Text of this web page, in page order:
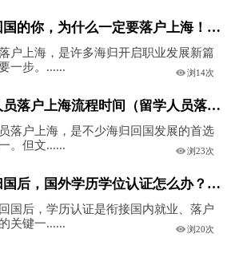
留学回国的你，为什么一定要落户上海！？（留学前工作过回国后落户上海）
户上海，是许多海归开启职业发展新篇
一步。......
浏14次
留学人员落户上海流程时间（留学人员落户上海政策）
落户上海，是不少海归回国发展的首选
。但文......
浏23次
留学归国后，国外学历学位认证怎么办？（国外学位回国认证）
国后，学历认证是衔接国内就业、落户
关键一......
浏20次